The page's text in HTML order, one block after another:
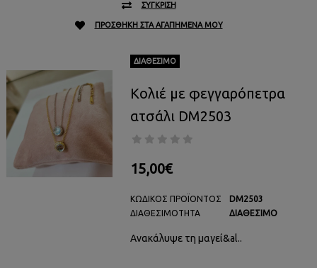
ΣΎΓΚΡΙΣΗ
ΠΡΟΣΘΉΚΗ ΣΤΑ ΑΓΑΠΗΜΈΝΑ ΜΟΥ
ΔΙΑΘΈΣΙΜΟ
Κολιέ με φεγγαρόπετρα
ατσάλι DM2503
15,00€
ΚΩΔΙΚΌΣ ΠΡΟΪΌΝΤΟΣ
ΔΙΑΘΕΣΙΜΌΤΗΤΑ
DM2503
ΔΙΑΘΈΣΙΜΟ
Ανακάλυψε τη μαγεί&al..